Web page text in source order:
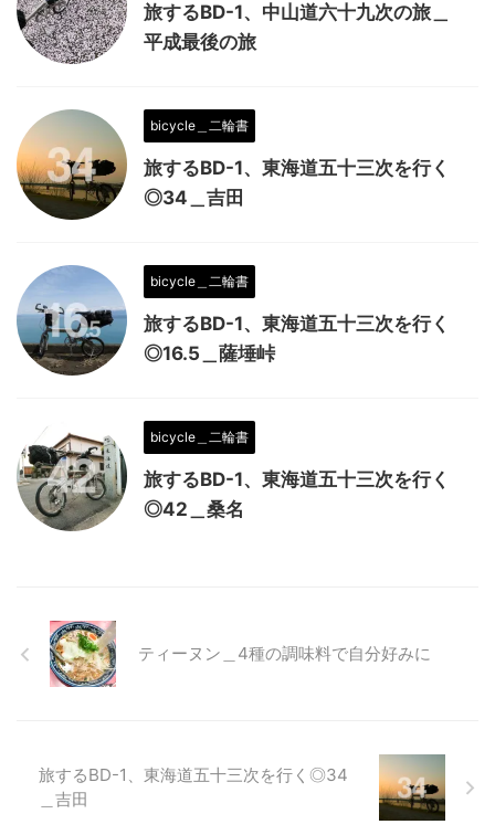
旅するBD-1、中山道六十九次の旅＿
平成最後の旅
bicycle＿二輪書
旅するBD-1、東海道五十三次を行く
◎34＿吉田
bicycle＿二輪書
旅するBD-1、東海道五十三次を行く
◎16.5＿薩埵峠
bicycle＿二輪書
旅するBD-1、東海道五十三次を行く
◎42＿桑名
ティーヌン＿4種の調味料で自分好みに
旅するBD-1、東海道五十三次を行く◎34
＿吉田